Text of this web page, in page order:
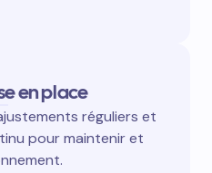
en place
réguliers et
pour maintenir et